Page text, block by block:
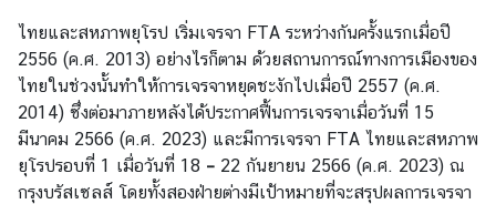
ก
า
ศ
ก
ร
อ
ไทยและสหภาพยุโรป เริ่มเจรจา FTA ระหว่างกันครั้งแรกเมื่อปี
2556 (ค.ศ. 2013) อย่างไรก็ตาม ด้วยสถานการณ์ทางการเมืองของ
ไทยในช่วงนั้นทำให้การเจรจาหยุดชะงักไปเมื่อปี 2557 (ค.ศ.
2014) ซึ่งต่อมาภายหลังได้ประกาศฟื้นการเจรจาเมื่อวันที่ 15
มีนาคม 2566 (ค.ศ. 2023) และมีการเจรจา FTA ไทยและสหภาพ
ยุโรปรอบที่ 1 เมื่อวันที่ 18 – 22 กันยายน 2566 (ค.ศ. 2023) ณ
กรุงบรัสเซลส์ โดยทั้งสองฝ่ายต่างมีเป้าหมายที่จะสรุปผลการเจรจา